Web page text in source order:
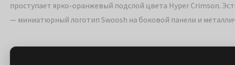
проступает ярко-оранжевый подслой цвета Hyper Crimson.
— миниатюрный логотип Swoosh на боковой панели и